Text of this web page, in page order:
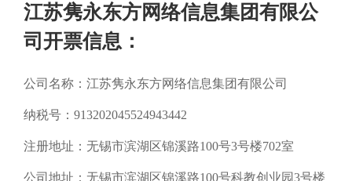
江苏隽永东方网络信息集团有限公
司开票信息：
公司名称：江苏隽永东方网络信息集团有限公司
纳税号：913202045524943442
注册地址：无锡市滨湖区锦溪路100号3号楼702室
公司地址：无锡市滨湖区锦溪路100号科教创业园3号楼